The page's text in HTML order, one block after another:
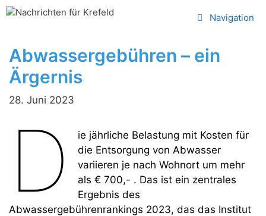
Zum
Navigation
Abwassergebühren – ein
Ärgernis
28. Juni 2023
D
ie jährliche Belastung mit Kosten für
die Entsorgung von Abwasser
variieren je nach Wohnort um mehr
als € 700,- . Das ist ein zentrales
Ergebnis des
Abwassergebührenrankings 2023, das das Institut